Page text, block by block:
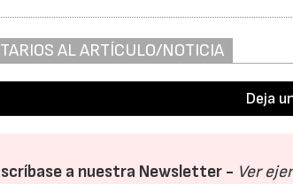
AL ARTÍCULO/NOTICIA
Deja
a nuestra Newsletter - Ver